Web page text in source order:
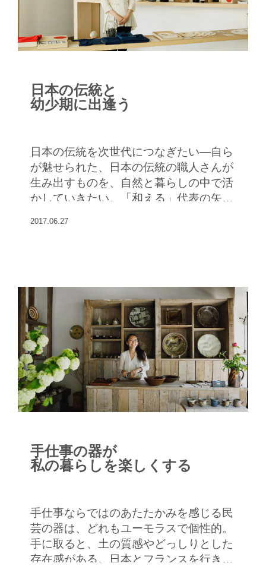
日本の伝統と
幼少期に出逢う
日本の伝統を次世代につなぎたい―自ら
が魅せられた、日本の伝統の職人さんが
生み出すものを、自然と暮らしの中で活
かしていきたい。「和える」代表の矢島
2017.06.27
手仕事の器が
私の暮らしを楽しくする
手仕事ならではのあたたかみを感じる民
芸の器は、どれもユーモラスで個性的。
手に取ると、土の質感やどっしりとした
存在感がある。日本とフランスを行き来